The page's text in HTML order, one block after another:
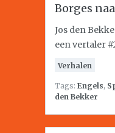
Borges
Jos den
een vertaler
Verhalen
Tags: Engels,
den Bekker